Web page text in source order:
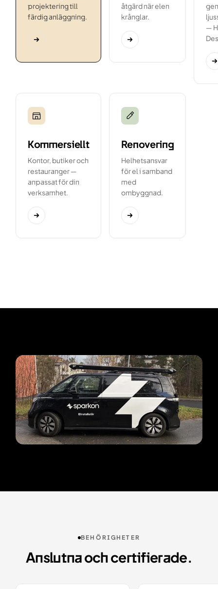
projektering till
färdig anläggning.
åtgärd när elen
krånglar.
—
Kommersiellt
Kontor, butiker och
restauranger —
anpassat för din
verksamhet.
Renovering
Helhetsansvar
för el i samband
med
ombyggnad.
BEHÖRIGHETER
Anslutna och certifierade.